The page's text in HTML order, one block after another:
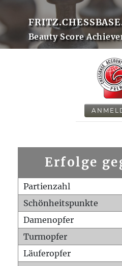
Beauty Score
Erfolge
Partienzahl
Schönheitspunkte
Damenopfer
Turmopfer
Läuferopfer